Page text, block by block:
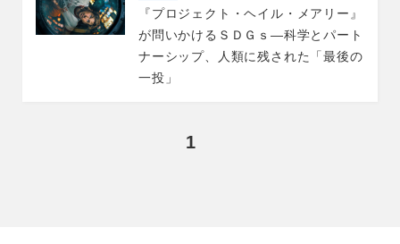
『プロジェクト・ヘイル・メアリー』
が問いかけるＳＤＧｓ―科学とパート
ナーシップ、人類に残された「最後の
一投」
1